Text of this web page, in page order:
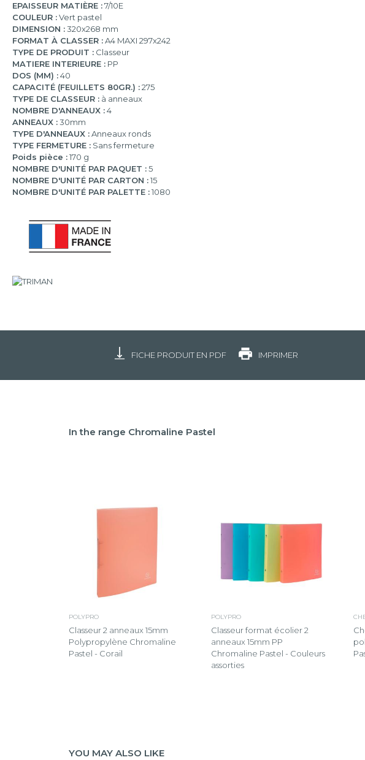
EPAISSEUR MATIÈRE :7/10E
COULEUR :Vert pastel
DIMENSION :320x268 mm
FORMAT À CLASSER :A4 MAXI 297x242
TYPE DE PRODUIT : Classeur
MATIERE INTERIEURE : PP
DOS (MM) :40
CAPACITÉ (FEUILLETS 80GR.) :275
TYPE DE CLASSEUR : à anneaux
NOMBRE D'ANNEAUX :4
ANNEAUX :30mm
TYPE D'ANNEAUX :Anneaux ronds
TYPE FERMETURE : Sans fermeture
Poids pièce :170 g
NOMBRE D'UNITÉ PAR PAQUET :5
NOMBRE D'UNITÉ PAR CARTON :15
NOMBRE D'UNITÉ PAR PALETTE :1080
FICHE PRODUIT EN PDF IMPRIMER
In the range Chromaline Pastel
POLYPRO
Classeur 2 anneaux 15mm
Polypropylène Chromaline
Pastel - Corail
POLYPRO
Classeur format écolier 2
anneaux 15mm PP
Chromaline Pastel - Couleurs
assorties
YOU MAY ALSO LIKE